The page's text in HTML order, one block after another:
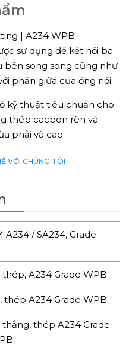
| A234 WPB
sử dụng để kết nối ba
bên song song cũng như
phần giữa của ống nối.
kỹ thuật tiêu chuẩn cho
thép cacbon rèn và
phải và cao
VỚI CHÚNG TÔI
/ SA234, Grade
thép, A234 Grade WPB
thép A234 Grade WPB
thẳng, thép A234 Grade